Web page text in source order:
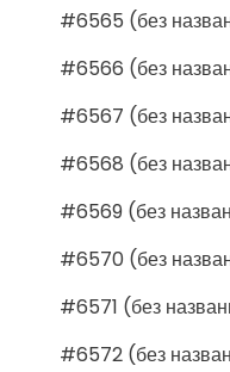
#6565 (без
#6566 (без
#6567 (без
#6568 (без
#6569 (без
#6570 (без
#6571 (без
#6572 (без